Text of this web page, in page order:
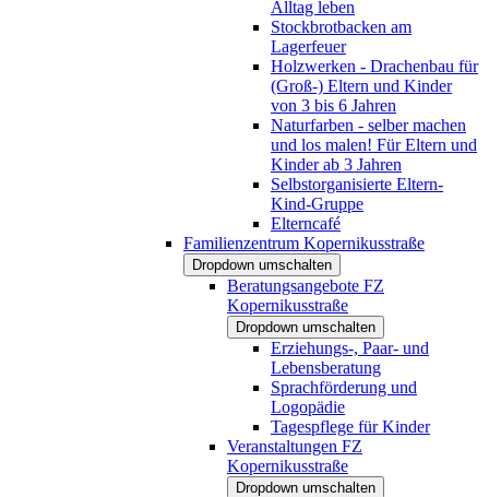
Alltag leben
Stockbrotbacken am
Lagerfeuer
Holzwerken - Drachenbau für
(Groß-) Eltern und Kinder
von 3 bis 6 Jahren
Naturfarben - selber machen
und los malen! Für Eltern und
Kinder ab 3 Jahren
Selbstorganisierte Eltern-
Kind-Gruppe
Elterncafé
Familienzentrum Kopernikusstraße
Dropdown umschalten
Beratungsangebote FZ
Kopernikusstraße
Dropdown umschalten
Erziehungs-, Paar- und
Lebensberatung
Sprachförderung und
Logopädie
Tagespflege für Kinder
Veranstaltungen FZ
Kopernikusstraße
Dropdown umschalten